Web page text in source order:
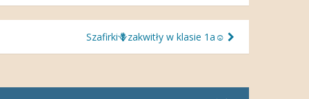
Szafirki🪻zakwitły w klasie 1a☺️